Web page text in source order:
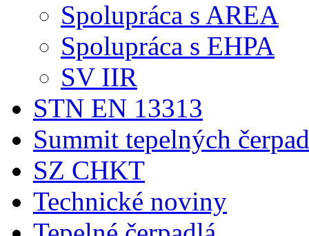
Spolupráca s AREA
Spolupráca s EHPA
SV IIR
STN EN 13313
Summit tepelných
SZ CHKT
Technické noviny